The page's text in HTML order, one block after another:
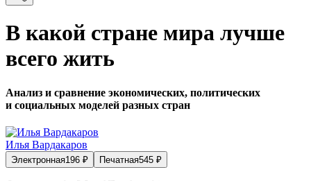
В какой стране мира лучше
всего жить
Анализ и сравнение экономических, политических
и социальных моделей разных стран
Илья Вардакаров
Электронная196 ₽ Печатная545 ₽